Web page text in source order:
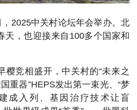
2025中关村论坛年会举办。北
天，也迎接来自100多个国家和
樱竞相盛开，中关村的“未来之
重器”HEPS发出第一束光、“梦
成入列、基因治疗技术让盲